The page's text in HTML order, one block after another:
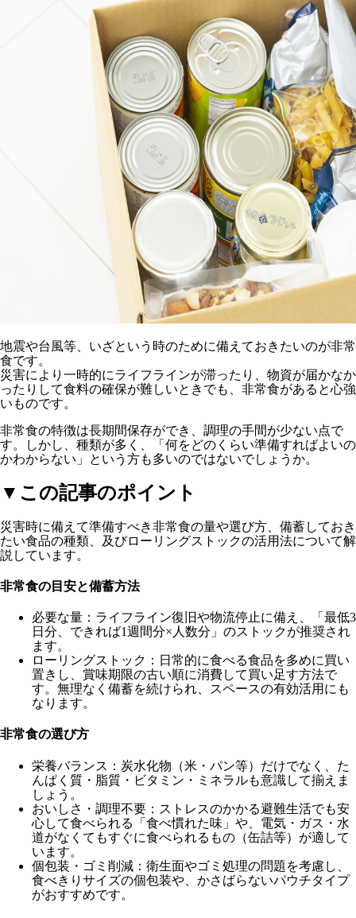
地震や台風等、いざという時のために備えておきたいのが非常
食です。
災害により一時的にライフラインが滞ったり、物資が届かなか
ったりして食料の確保が難しいときでも、非常食があると心強
いものです。
非常食の特徴は長期間保存ができ、調理の手間が少ない点で
す。しかし、種類が多く、「何をどのくらい準備すればよいの
かわからない」という方も多いのではないでしょうか。
▼この記事のポイント
災害時に備えて準備すべき非常食の量や選び方、備蓄しておき
たい食品の種類、及びローリングストックの活用法について解
説しています。
非常食の目安と備蓄方法
必要な量：ライフライン復旧や物流停止に備え、
「最低3
日分、できれば1週間分×人数分」のストックが推奨され
ます。
ローリングストック： 日常的に食べる食品を多めに買い
置きし、賞味期限の古い順に消費して買い足す方法で
す。無理なく備蓄を続けられ、スペースの有効活用にも
なります。
非常食の選び方
栄養バランス：炭水化物（米・パン等）だけでなく、た
んぱく質・脂質・ビタミン・ミネラルも意識して揃えま
しょう。
おいしさ・調理不要：ストレスのかかる避難生活でも安
心して食べられる「食べ慣れた味」や、電気・ガス・水
道がなくてもすぐに食べられるもの（缶詰等）が適して
います。
個包装・ゴミ削減：衛生面やゴミ処理の問題を考慮し、
食べきりサイズの個包装や、かさばらないパウチタイプ
がおすすめです。